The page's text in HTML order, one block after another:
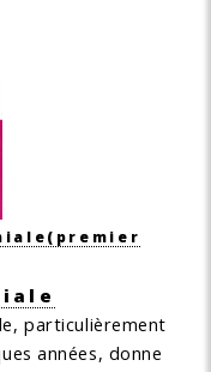
(premier
particulièrement
années, donne